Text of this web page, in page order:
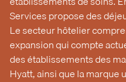
Services propose des
Le secteur hôtelier
expansion qui compte
des établissements des
Hyatt, ainsi que la marque